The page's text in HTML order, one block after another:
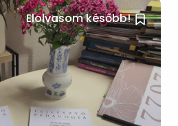
Elolvasom később!